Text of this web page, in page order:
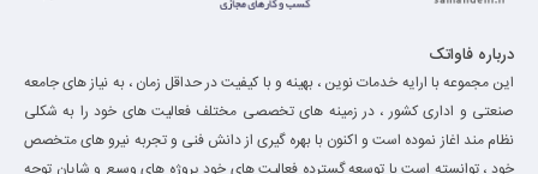
درباره فاواتک
این مجموعه با ارایه خدمات نوین ، بهینه و با کیفیت در حداقل زمان ، به نیاز های جامعه
صنعتی و اداری کشور ، در زمینه های تخصصی مختلف فعالیت های خود را به شکلی
نظام مند اغاز نموده است و اکنون با بهره گیری از دانش فنی و تجربه نیرو های متخصص
خود ، توانسته است با توسعه گسترده فعالیت های خود پروژه های وسیع و شایان توجه